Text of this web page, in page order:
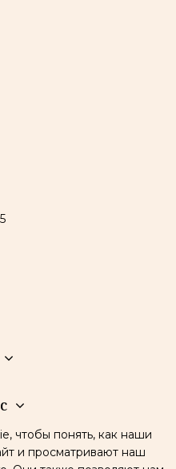
чтобы понять, как наши
и просматривают наш